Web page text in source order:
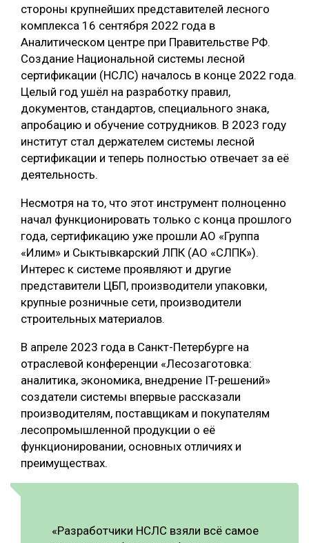
стороны крупнейших представителей лесного
комплекса 16 сентября 2022 года в
Аналитическом центре при Правительстве РФ.
Создание Национальной системы лесной
сертификации (НСЛС) началось в конце 2022 года.
Целый год ушёл на разработку правил,
документов, стандартов, специального знака,
апробацию и обучение сотрудников. В 2023 году
институт стал держателем системы лесной
сертификации и теперь полностью отвечает за её
деятельность.
Несмотря на то, что этот инструмент полноценно
начал функционировать только с конца прошлого
года, сертификацию уже прошли АО «Группа
«Илим» и Сыктывкарский ЛПК (АО «СЛПК»).
Интерес к системе проявляют и другие
представители ЦБП, производители упаковки,
крупные розничные сети, производители
строительных материалов.
В апреле 2023 года в Санкт-Петербурге на
отраслевой конференции «Лесозаготовка:
аналитика, экономика, внедрение IT-решений»
создатели системы впервые рассказали
производителям, поставщикам и покупателям
лесопромышленной продукции о её
функционировании, основных отличиях и
преимуществах.
«Разработчики НСЛС взяли всё самое